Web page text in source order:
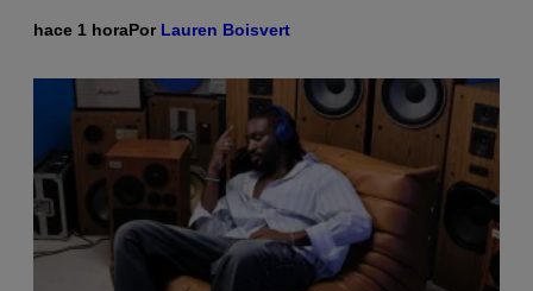
hace 1 horaPor Lauren Boisvert